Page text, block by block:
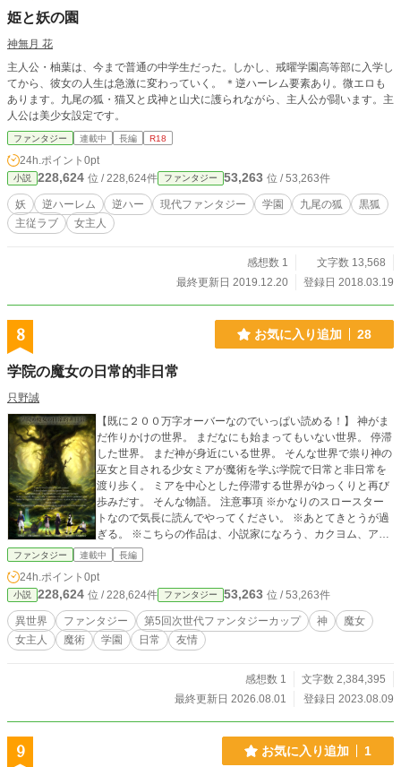
姫と妖の園
神無月 花
主人公・柚葉は、今まで普通の中学生だった。しかし、戒曜学園高等部に入学し
てから、彼女の人生は急激に変わっていく。 ＊逆ハーレム要素あり。微エロも
あります。九尾の狐・猫又と戌神と山犬に護られながら、主人公が闘います。主
人公は美少女設定です。
ファンタジー 連載中 長編 R18
24h.ポイント 0pt
小説 228,624 位 / 228,624件 ファンタジー 53,263 位 / 53,263件
妖 逆ハーレム 逆ハー 現代ファンタジー 学園 九尾の狐
黒狐
主従ラブ
女主人
感想数 1
文字数 13,568
最終更新日 2019.12.20
登録日 2018.03.19
8 お気に入り追加 28
学院の魔女の日常的非日常
只野誠
【既に２００万字オーバーなのでいっぱい読める！】 神がま
だ作りかけの世界。 まだなにも始まってもいない世界。 停滞
した世界。 まだ神が身近にいる世界。 そんな世界で祟り神の
巫女と目される少女ミアが魔術を学ぶ学院で日常と非日常を
渡り歩く。 ミアを中心とした停滞する世界がゆっくりと再び
歩みだす。 そんな物語。 注意事項 ※かなりのスロースター
トなので気長に読んでやってください。 ※あとてきとうが過
ぎる。 ※こちらの作品は、小説家になろう、カクヨム、アル
ファポリスで同時に掲載しています。
ファンタジー 連載中 長編
24h.ポイント 0pt
小説 228,624 位 / 228,624件 ファンタジー 53,263 位 / 53,263件
異世界 ファンタジー 第5回次世代ファンタジーカップ 神
魔女
女主人
魔術 学園 日常 友情
感想数 1
文字数 2,384,395
最終更新日 2026.08.01
登録日 2023.08.09
9 お気に入り追加 1